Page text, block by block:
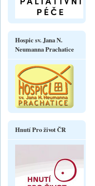
Hospic sv. Jana N.
Neumanna Prachatice
Hnutí Pro život ČR